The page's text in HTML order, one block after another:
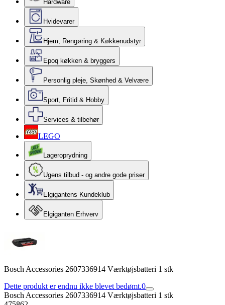
Hardware
Hvidevarer
Hjem, Rengøring & Køkkenudstyr
Epoq køkken & bryggers
Personlig pleje, Skønhed & Velvære
Sport, Fritid & Hobby
Services & tilbehør
LEGO
Lageroprydning
Ugens tilbud - og andre gode priser
Elgigantens Kundeklub
Elgiganten Erhverv
Bosch Accessories 2607336914 Værktøjsbatteri 1 stk
Dette produkt er endnu ikke blevet bedømt.0
Bosch Accessories 2607336914 Værktøjsbatteri 1 stk